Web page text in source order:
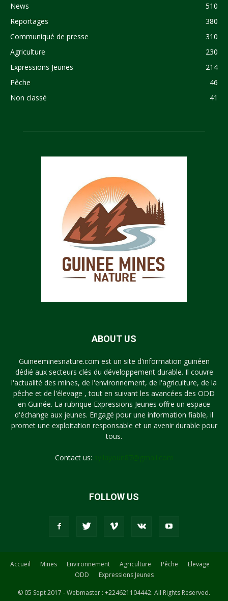
News
510
Reportages
380
Communiqué de presse
310
Agriculture
230
Expressions Jeunes
214
Pêche
46
Non classé
41
ABOUT US
Guineeminesnature.com est un site d'information guinéen
dédié aux secteurs clés du développement durable. Il couvre
l'actualité des mines, de l'environnement, de l'agriculture, de la
pêche et de l'élevage , tout en suivant les avancées des ODD
en Guinée. La rubrique Expressions Jeunes offre un espace
d'échange aux jeunes. Engagé pour une information fiable, il
promet une exploitation responsable et un avenir durable pour
tous.
Contact us:
FOLLOW US
Accueil Mines Environnement Agriculture Pêche
Elevage
ODD
Expressions Jeunes
© 05 Sept 2017 - Webmaster : +224621104442. All Rights Reserved.